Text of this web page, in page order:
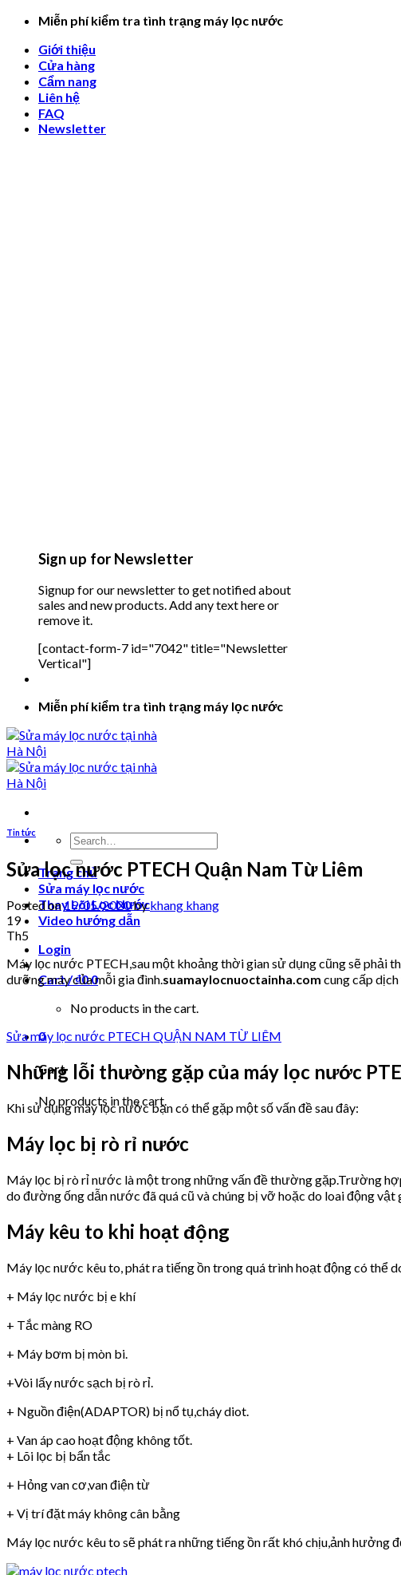
Skip
content
Miễn phí kiểm tra tình trạng máy lọc nước
Giới thiệu
Cửa hàng
Cẩm nang
Liên hệ
FAQ
Newsletter
Sign up for Newsletter
Signup for our newsletter to get notified about
sales and new products. Add any text here or
remove it.
[contact-form-7 id="7042" title="Newsletter
Vertical"]
Miễn phí kiểm tra tình trạng máy lọc nước
Search
for:
Trang chủ
Sửa máy lọc nước
Thay Lõi Lọc Nước
Video hướng dẫn
Login
Cart /₫00
No products in the cart.
0
Cart
No products in the cart.
Tin tức
Sửa lọc nước PTECH Quận Nam Từ Liêm
Posted on19/05/2020bykhang khang
19
Th5
Máy lọc nước PTECH,sau một khoảng thời gian sử dụng cũng sẽ phải
dưỡng máy của mỗi gia đình.suamaylocnuoctainha.com cung cấp dịch
Sửa máy lọc nước PTECH QUẬN NAM TỪ LIÊM
Những lỗi thường gặp của máy lọc nước
Khi sử dụng máy lọc nước bạn có thể gặp một số vấn đề sau đây:
Máy lọc bị rò rỉ nước
Máy lọc bị rò rỉ nước là một trong những vấn đề thường gặp.Trường
do đường ống dẫn nước đã quá cũ và chúng bị vỡ hoặc do loai động vật
Máy kêu to khi hoạt động
Máy lọc nước kêu to, phát ra tiếng ồn trong quá trình hoạt động có thể
+ Máy lọc nước bị e khí
+ Tắc màng RO
+ Máy bơm bị mòn bi.
+Vòi lấy nước sạch bị rò rỉ.
+ Nguồn điện(ADAPTOR) bị nổ tụ,cháy diot.
+ Van áp cao hoạt động không tốt.
+ Lõi lọc bị bẩn tắc
+ Hỏng van cơ,van điện từ
+ Vị trí đặt máy không cân bằng
Máy lọc nước kêu to sẽ phát ra những tiếng ồn rất khó chịu,ảnh hưởng